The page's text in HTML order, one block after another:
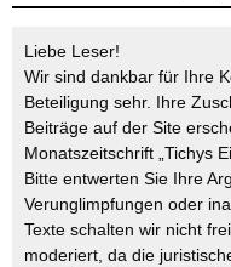
Liebe Leser!
Wir sind dankbar für Ihre
Beteiligung sehr. Ihre
Beiträge auf der Site
Monatszeitschrift „Tichys
Bitte entwerten Sie Ihre
Verunglimpfungen oder
Texte schalten wir nicht
moderiert, da die